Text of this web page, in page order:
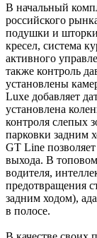
В начальный
российского
подушки и
кресел, система
активного
также контроль
установлены
Luxe добавляет
установлена
контроля слепых
парковки задним
GT Line
выхода. В
водителя,
предотвращения
задним ходом),
в полосе.